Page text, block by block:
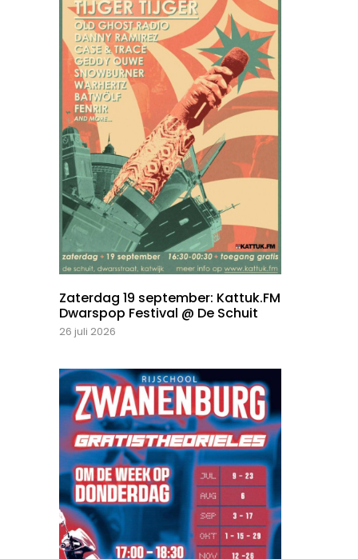
Zaterdag 19 september: Kattuk.FM
Dwarspop Festival @ De Schuit
26 juli 2026